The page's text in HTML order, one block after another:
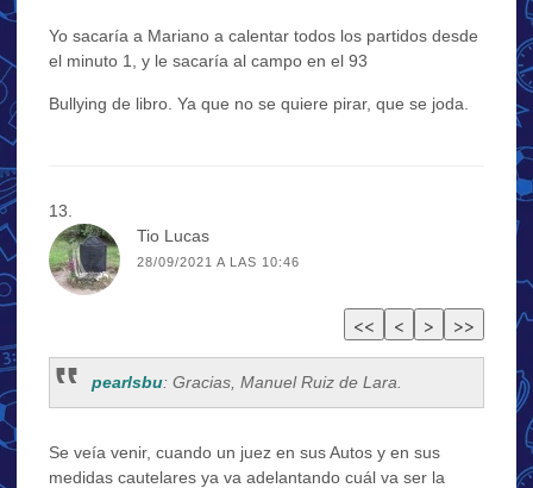
Yo sacaría a Mariano a calentar todos los partidos desde
el minuto 1, y le sacaría al campo en el 93
Bullying de libro. Ya que no se quiere pirar, que se joda.
Tio Lucas
28/09/2021 A LAS 10:46
pearlsbu: Gracias, Manuel Ruiz de Lara.
Se veía venir, cuando un juez en sus Autos y en sus
medidas cautelares ya va adelantando cuál va ser la